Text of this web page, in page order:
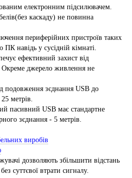
електронним підсилювачем.
каскаду) не повинна
периферійних пристроїв таких
ПК навідь у сусідній кімнаті.
ефективний захист від
Окреме джерело живлення не
подовження зєднання USB до
метрів.
пасивний USB має стандартне
зєднання - 5 метрів.
виробів
дозволяють збільшити відстань
суттєвої втрати сигналу.